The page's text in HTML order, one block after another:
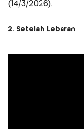
(14/3/2026).
2. Setelah Lebaran